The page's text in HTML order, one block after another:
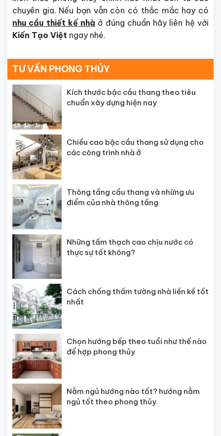
chuyên gia. Nếu bạn vẫn còn có thắc mắc hay có
nhu cầu thiết kế nhà ở đúng chuẩn hãy liên hệ với
Kiến Tạo Việt ngay nhé.
TƯ VẤN PHONG THỦY
Kích thước bậc cầu thang theo tiêu
chuẩn xây dựng hiện nay
Chiều cao bậc cầu thang sử dụng cho
các công trình nhà ở
Thông tầng cầu thang và những ưu
điểm của nhà thông tầng
Những tấm thạch cao chịu nước có
thực sự tốt không?
Cách chống thấm tường nhà liền kề tốt
nhất
Chọn hướng bếp theo tuổi như thế nào
để hợp phong thủy
Nằm ngủ hướng nào tốt? hướng nằm
ngủ tốt theo phong thủy